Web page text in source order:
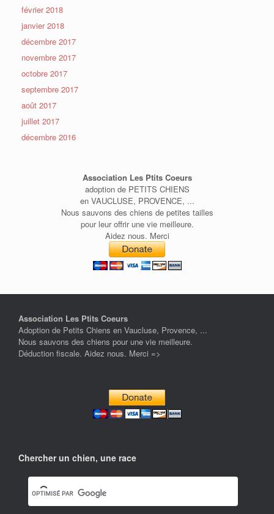
février 2018
janvier 2018
décembre 2017
novembre 2017
octobre 2017
septembre 2017
août 2017
juillet 2017
décembre 2016
Association Les Ptits Coeurs
adoption de PETITS CHIENS
en VAUCLUSE, PROVENCE, ...
Nous sauvons des chiens de petites tailles
pour leur offrir une vie meilleure.
Aidez nous. Merci
Association Les Ptits Coeurs
Adoption de Petits Chiens en Vaucluse, Provence, ...
Nous sauvons des chiens pour une vie meilleure.
Déduction fiscale. Aidez nous. Merci =>
Chercher un chien, une race